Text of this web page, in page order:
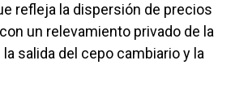
refleja la dispersión de precios
un relevamiento privado de la
salida del cepo cambiario y la